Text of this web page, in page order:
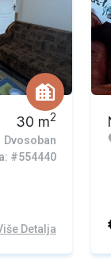
30 m2
Dvosoban
#554440
Detalja